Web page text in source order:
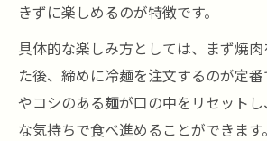
きずに楽しめるのが特徴です。
具体的な楽しみ方としては、まず焼
た後、締めに冷麺を注文するのが定
やコシのある麺が口の中をリセット
な気持ちで食べ進めることができま